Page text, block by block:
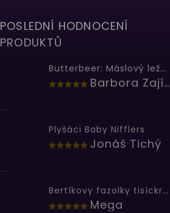
POSLEDNÍ HODNOCENÍ
PRODUKTŮ
Butterbeer: Máslový ležák
Barbora Zajícová
...
Plyšáci Baby Nifflers
Jonáš Tichý
...
Bertíkovy fazolky tisíckrát jinak
Mega